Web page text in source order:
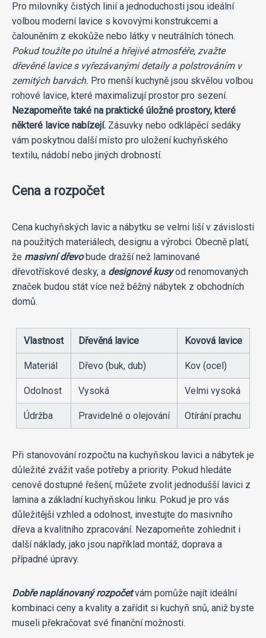
Pro milovníky čistých linií a jednoduchosti jsou ideální
volbou moderní lavice s kovovými konstrukcemi a
čalouněním z ekokůže nebo látky v neutrálních tónech.
Pokud toužíte po útulné a hřejivé atmosféře, zvažte
dřevěné lavice s vyřezávanými detaily a polstrováním v
zemitých barvách. Pro menší kuchyně jsou skvělou volbou
rohové lavice, které maximalizují prostor pro sezení.
Nezapomeňte také na praktické úložné prostory, které
některé lavice nabízejí. Zásuvky nebo odklápěcí sedáky
vám poskytnou další místo pro uložení kuchyňského
textilu, nádobí nebo jiných drobností.
Cena a rozpočet
Cena kuchyňských lavic a nábytku se velmi liší v závislosti
na použitých materiálech, designu a výrobci. Obecně platí,
že masivní dřevobude dražší než laminované
dřevotřískové desky, a designové kusyod renomovaných
značek budou stát více než běžný nábytek z obchodních
domů.
Vlastnost Dřevěná lavice Kovová lavice
Materiál Dřevo (buk, dub) Kov (ocel)
Odolnost Vysoká Velmi vysoká
Údržba Pravidelné o olejování Otírání prachu
Při stanovování rozpočtu na kuchyňskou lavici a nábytek je
důležité zvážit vaše potřeby a priority. Pokud hledáte
cenově dostupné řešení, můžete zvolit jednodušší lavici z
lamina a základní kuchyňskou linku. Pokud je pro vás
důležitější vzhled a odolnost, investujte do masivního
dřeva a kvalitního zpracování. Nezapomeňte zohlednit i
další náklady, jako jsou například montáž, doprava a
případné úpravy.
Dobře naplánovaný rozpočetvám pomůže najít ideální
kombinaci ceny a kvality a zařídit si kuchyň snů, aniž byste
museli překračovat své finanční možnosti.